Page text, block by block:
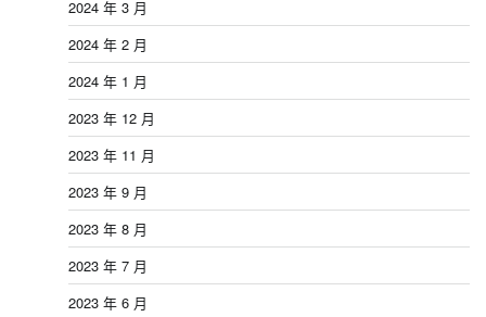
2024 年 3 月
2024 年 2 月
2024 年 1 月
2023 年 12 月
2023 年 11 月
2023 年 9 月
2023 年 8 月
2023 年 7 月
2023 年 6 月